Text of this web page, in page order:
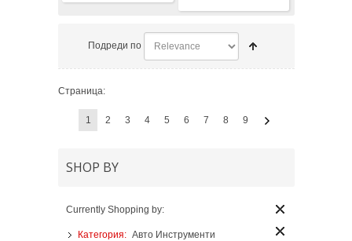
Подреди по
Страница:
1 2 3 4 5 6 7 8 9
SHOP BY
Currently Shopping by:
Категория: Авто Инструменти